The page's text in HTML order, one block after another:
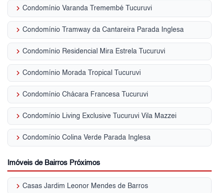
keyboard_arrow_right Condomínio Varanda Tremembé Tucuruvi
keyboard_arrow_right Condomínio Tramway da Cantareira Parada Inglesa
keyboard_arrow_right Condomínio Residencial Mira Estrela Tucuruvi
keyboard_arrow_right Condomínio Morada Tropical Tucuruvi
keyboard_arrow_right Condomínio Chácara Francesa Tucuruvi
keyboard_arrow_right Condomínio Living Exclusive Tucuruvi Vila Mazzei
keyboard_arrow_right Condomínio Colina Verde Parada Inglesa
Imóveis de Bairros Próximos
keyboard_arrow_right Casas Jardim Leonor Mendes de Barros